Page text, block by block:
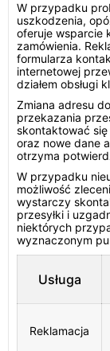
W przypadku
uszkodzenia,
oferuje wsparcie
zamówienia.
formularza
internetowej
działem obsługi
Zmiana adresu
przekazania
skontaktować się
oraz nowe dane
otrzyma
W przypadku
możliwość
wystarczy
przesyłki i
niektórych
wyznaczonym
Usługa
Reklamacja